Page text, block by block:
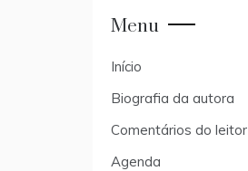
Menu
Início
Biografia da autora
Comentários do leitor
Agenda